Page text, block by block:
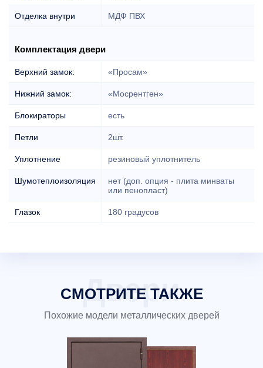
Отделка внутри МДФ ПВХ
Комплектация двери
Верхний замок: «Просам»
Нижний замок: «Мосрентген»
Блокираторы есть
Петли 2шт.
Уплотнение резиновый уплотнитель
Шумотеплоизоляция
нет (доп. опция - плита минваты
или пенопласт)
Глазок 180 градусов
СМОТРИТЕ ТАКЖЕ
Похожие модели металлических дверей